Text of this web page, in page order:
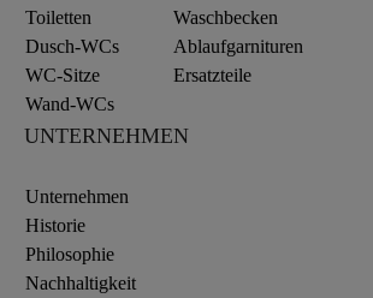
Toiletten
Dusch-WCs
WC-Sitze
Wand-WCs
Waschbecken
Ablaufgarnituren
Ersatzteile
UNTERNEHMEN
Unternehmen
Historie
Philosophie
Nachhaltigkeit